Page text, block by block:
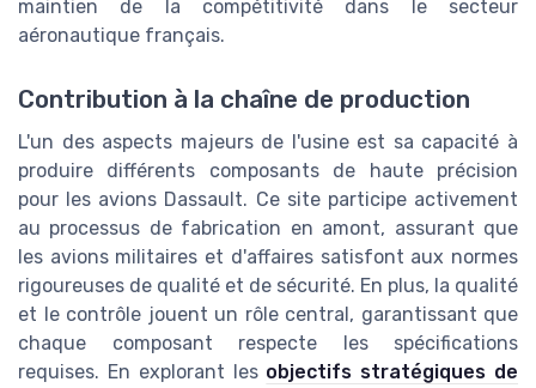
maintien de la compétitivité dans le secteur
aéronautique français.
Contribution à la chaîne de production
L'un des aspects majeurs de l'usine est sa capacité à
produire différents composants de haute précision
pour les avions Dassault. Ce site participe activement
au processus de fabrication en amont, assurant que
les avions militaires et d'affaires satisfont aux normes
rigoureuses de qualité et de sécurité. En plus, la qualité
et le contrôle jouent un rôle central, garantissant que
chaque composant respecte les spécifications
requises. En explorant les objectifs stratégiques de